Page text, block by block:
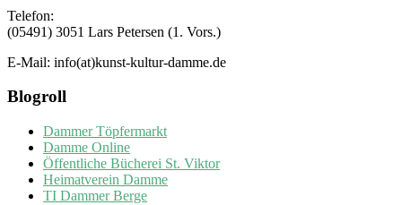
Telefon:
(05491) 3051 Lars Petersen (1. Vors.)
E-Mail: info(at)kunst-kultur-damme.de
Blogroll
Dammer Töpfermarkt
Damme Online
Öffentliche Bücherei St. Viktor
Heimatverein Damme
TI Dammer Berge